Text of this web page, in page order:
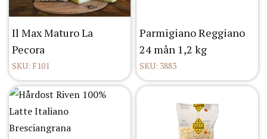
Il Max Maturo La
Pecora
SKU: F101
Parmigiano Reggiano
24 mån 1,2 kg
SKU: 3883